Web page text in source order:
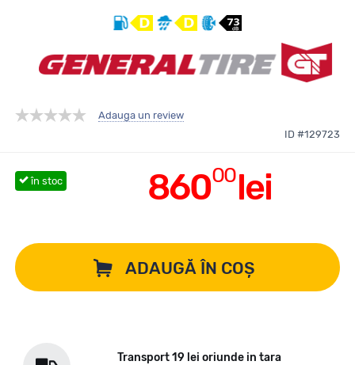
Adauga un review
ID #129723
86000lei
în stoc
ADAUGĂ ÎN COȘ
Transport 19 lei oriunde in tara